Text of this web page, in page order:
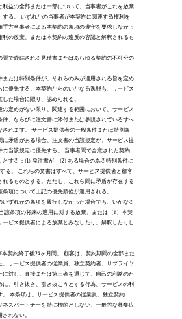
利益の全部または一部について、当事者がこれを放棄
る。 いずれかの当事者が本契約に関連する権利を
手方当事者による本契約の条項の遵守を要求しなかっ
利の放棄、または本契約の違反の容認と解釈されるも
間で締結される見積書またはあらゆる契約の不可分の
または特別条件が、それらのみが適用される旨を定め
に優先する。本契約からのいかなる逸脱も、サービス
た場合に限り、認められる。
の定めがない限り、関連する範囲において、サービス
件、ならびに注文書に添付または参照されているすべ
されます。 サービス提供者の一般条件または特別条
に矛盾がある場合、注文書の当該規定が、サービス提
の当該規定に優先する。 当事者間で合意された契約
する：(1) 発注書が、(2) ある場合のある特別条件に
る。 これらの文書はすべて、サービス提供者と顧客
れるものとする。ただし、これら間に矛盾が存在する
項について上記の優先順位が適用される。
いずれかの条項を履行しなかった場合でも、いかなる
該条項の将来の適用に対する放棄、または（ii）本契
ービス提供者による放棄とみなしたり、解釈したりし
契約終了後24ヶ月間、 顧客は、契約期間の全部また
、サービス提供者の従業員、独立契約者、サプライヤ
に対し、直接または第三者を通じて、自己の利益のた
、引き抜き、引き抜こうとする行為、サービスの利
。 本条項は、サービス提供者の従業員、独立契約
ネスパートナーを特に標的としない、一般的な募集広
れない。